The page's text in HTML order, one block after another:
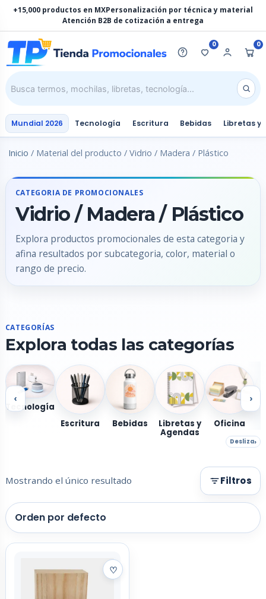
contenido
+15,000 productos en MXPersonalización por técnica y material
Atención B2B de cotización a entrega
0 0
Mundial 2026 Tecnología Escritura Bebidas Libretas y
Inicio / Material del producto / Vidrio / Madera / Plástico
CATEGORIA DE PROMOCIONALES
Vidrio / Madera / Plástico
Explora productos promocionales de esta categoria y
afina resultados por subcategoria, color, material o
rango de precio.
CATEGORÍAS
Explora todas las categorías
‹
Tecnología
Escritura
Bebidas Libretas y
Agendas
Oficina
›
Desliza
Mostrando el único resultado Filtros